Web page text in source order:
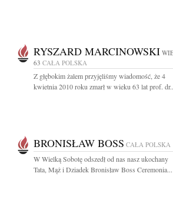
RYSZARD MARCINOWSKI
63 CAŁA POLSKA
Z głębokim żalem przyjęliśmy wiadomość, że 4
kwietnia 2010 roku zmarł w wieku 63 lat prof.
BRONISŁAW BOSS CAŁA POLSKA
W Wielką Sobotę odszedł od nas nasz ukochany
Tata, Mąż i Dziadek Bronisław Boss Ceremonia...